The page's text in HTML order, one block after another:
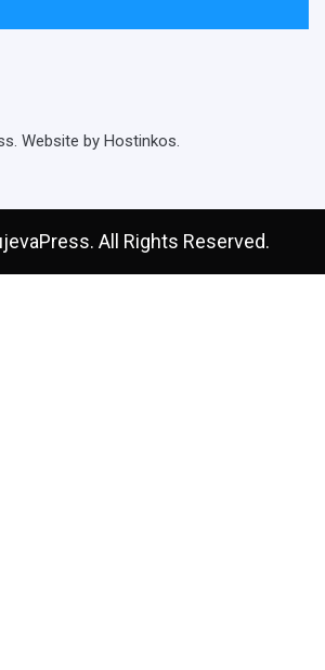
Website by Hostinkos.
All Rights Reserved.